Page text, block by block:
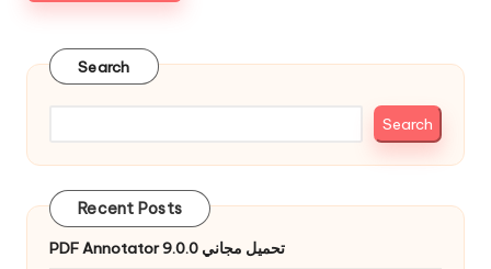
Search
Search
Recent Posts
PDF Annotator 9.0.0 تحميل مجاني